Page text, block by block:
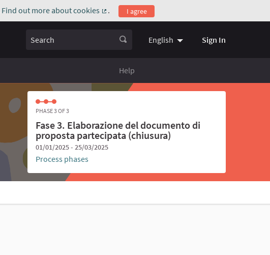
Find out more about cookies
(External link)
. I agree
Search English Choose language
Sign In
Help
PHASE 3 OF 3
Fase 3. Elaborazione del documento di
proposta partecipata (chiusura)
01/01/2025 - 25/03/2025
Process phases